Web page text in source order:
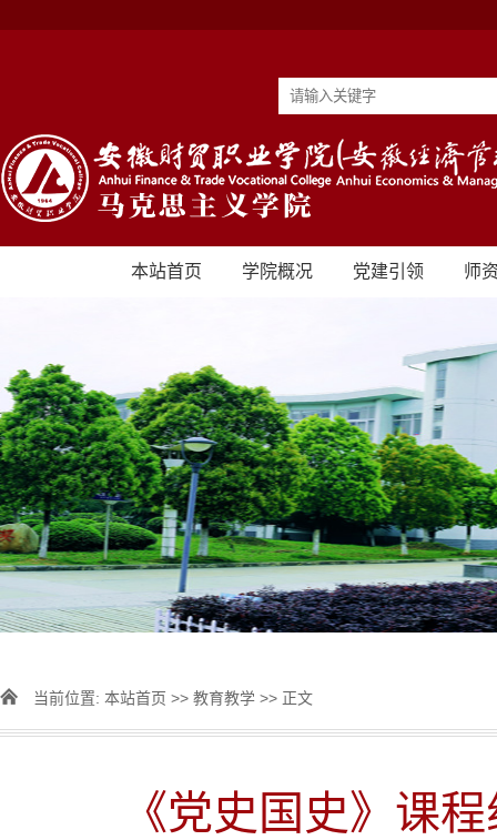
本站首页 学院概况 党建引领 师
当前位置: 本站首页 >> 教育教学 >> 正文
《党史国史》课